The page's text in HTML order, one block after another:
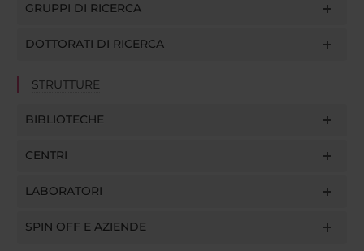
GRUPPI DI RICERCA
DOTTORATI DI RICERCA
STRUTTURE
BIBLIOTECHE
CENTRI
LABORATORI
SPIN OFF E AZIENDE